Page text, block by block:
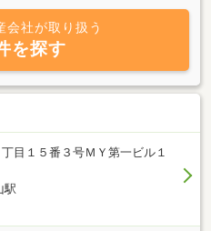
会社が取り扱う
を探す
目１５番３号ＭＹ第一ビル１
駅